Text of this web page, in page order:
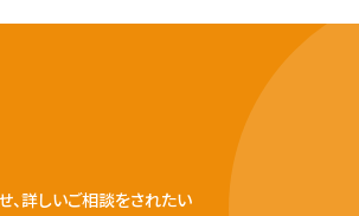
、詳しいご相談をされたい